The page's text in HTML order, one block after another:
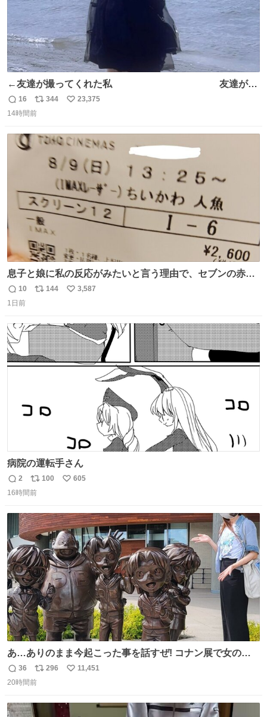
←友達が撮ってくれた私 友達が描
いてくれた私→
返
信
16
リ
ポ
ト
344
い
数
23,375
14時間前
息子と娘に私の反応がみたいと言う理由で、セブンの赤魚
の煮付けを食べさせられ、ちいかわの映画に連れてこられ
ました 一体どういうことなんやで…
返
信
10
リ
ト
数
144
い
数
3,587
1日前
病院の運転手さん
返
信
2
リ
ポ
ト
数
100
い
数
605
16時間前
あ…ありのまま今起こった事を話すぜ! コナン展で女の子
に 「千速さんですか！？」 と声をかけられた。 あぁ鞄の
装飾かなと思ったら 「背も高いし見た目もすごく千速さん
人＿ ＞今日は私服＜ ￣Y^Y^Y^Y^Y^￣ #白樹鳥取大阪コ
返
信
36
リ
ポ
ト
296
い
数
11,451
20時間前